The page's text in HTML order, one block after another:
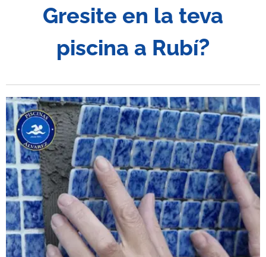
Gresite en la teva
piscina a Rubí?